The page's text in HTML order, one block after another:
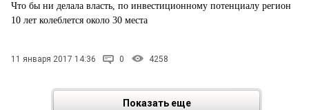
Что бы ни делала власть, по инвестиционному потенциалу регион
10 лет колеблется около 30 места
11 января 2017 14:36 0 4258
Показать еще